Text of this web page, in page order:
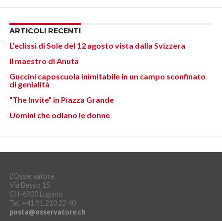
ARTICOLI RECENTI
L’eclissi di Sole del 12 agosto vista dalla Svizzera
Il maestro di Anuta
Guccini caposcuola inimitabile in un campo sconfinato
di genialità
“The Invite” in Piazza Grande
Uomini che odiano le donne
L'Osservatore
Via Besso 15
CH-6900 Lugano
Tel. +41 91 210 22 40
posta@osservatore.ch